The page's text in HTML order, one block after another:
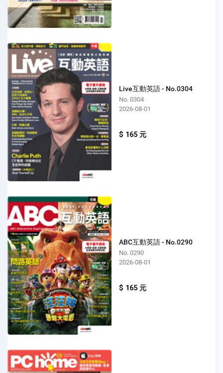
Live互動英語 - No.0304
No. 0304
2026-08-01
$ 165 元
ABC互動英語 - No.0290
No. 0290
2026-08-01
$ 165 元